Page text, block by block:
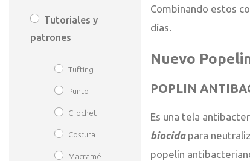
Tutoriales y
patrones
Tufting
Punto
Crochet
Costura
Macramé
Combinando estos
días.
Nuevo
POPLIN
Es una tela
biocidapara
popelín